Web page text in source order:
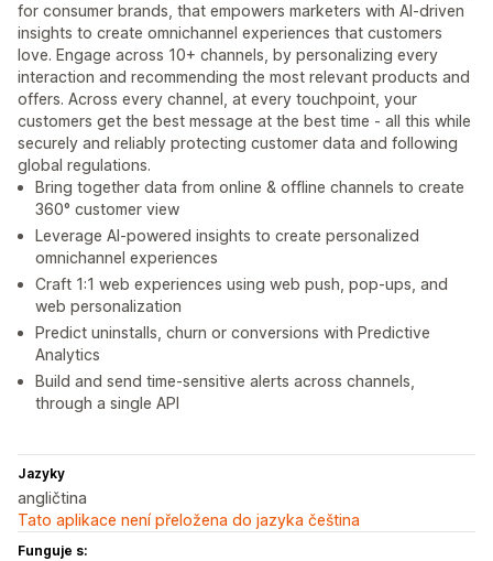
for consumer brands, that empowers marketers with AI-driven
insights to create omnichannel experiences that customers
love. Engage across 10+ channels, by personalizing every
interaction and recommending the most relevant products and
offers. Across every channel, at every touchpoint, your
customers get the best message at the best time - all this while
securely and reliably protecting customer data and following
global regulations.
Bring together data from online & offline channels to create
360° customer view
Leverage AI-powered insights to create personalized
omnichannel experiences
Craft 1:1 web experiences using web push, pop-ups, and
web personalization
Predict uninstalls, churn or conversions with Predictive
Analytics
Build and send time-sensitive alerts across channels,
through a single API
Jazyky
angličtina
Tato aplikace není přeložena do jazyka čeština
Funguje s: